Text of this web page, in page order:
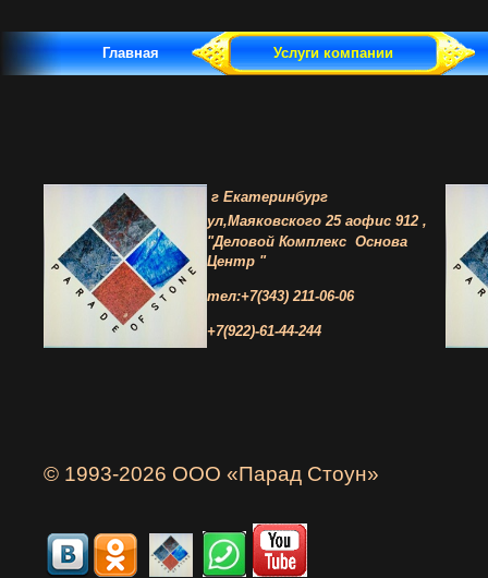
Главная Услуги компании
г Екатеринбург
ул,Маяковского 25 аофис 912 ,
"Деловой Комплекс Основа
Центр "
тел:+7(343) 211-06-06
+7(922)-61-44-244
© 1993-2026 ООО «Парад Стоун»